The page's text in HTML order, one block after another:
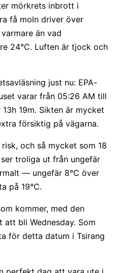
mörkrets inbrott i
få moln driver över
än vad
24°C. Luften är tjock och
just nu: EPA-
varar från 05:26 AM till
19m. Sikten är mycket
försiktig på vägarna.
och så mycket som 18
troliga ut från ungefär
— ungefär 8°C över
på 19°C.
kommer, med den
bli Wednesday. Som
för detta datum i Tsirang